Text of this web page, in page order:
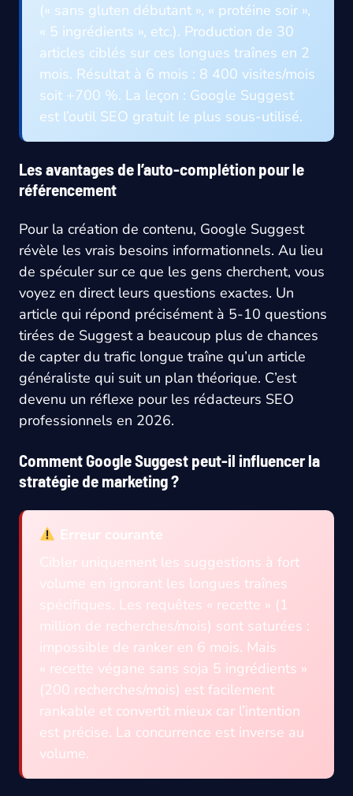
(« sans gluten débutant », « protéine soir »,
« 5 ingrédients », etc.). Production de 30
articles ciblés sur ces longues traînes en 2
mois. Résultat à 6 mois : 8 400 visites/mois
soit +700 %. La leçon : Google Suggest
est l’outil SEO gratuit le plus sous-utilisé.
Les avantages de l’auto-complétion pour le
référencement
Pour la création de contenu, Google Suggest
révèle les vrais besoins informationnels. Au lieu
de spéculer sur ce que les gens cherchent, vous
voyez en direct leurs questions exactes. Un
article qui répond précisément à 5-10 questions
tirées de Suggest a beaucoup plus de chances
de capter du trafic longue traîne qu’un article
généraliste qui suit un plan théorique. C’est
devenu un réflexe pour les rédacteurs SEO
professionnels en 2026.
Comment Google Suggest peut-il influencer la
stratégie de marketing ?
Erreur courante
Cibler uniquement les suggestions à fort
volume en ignorant les longues traînes
spécifiques. Les requêtes « recette » (1
million de recherches/mois) sont saturées :
impossible de ranker en 6 mois. Mais
« recette végane sans soja 5 ingrédients »
(200 recherches/mois) est facilement
rankable et convertit mieux car l’intention
est précise. La concurrence est inverse au
volume.